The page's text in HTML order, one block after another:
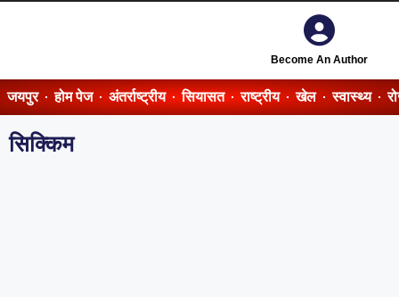
Become An Author
जयपुर होम पेज अंतर्राष्ट्रीय सियासत राष्ट्रीय खेल स्वास्थ्य
सिक्किम